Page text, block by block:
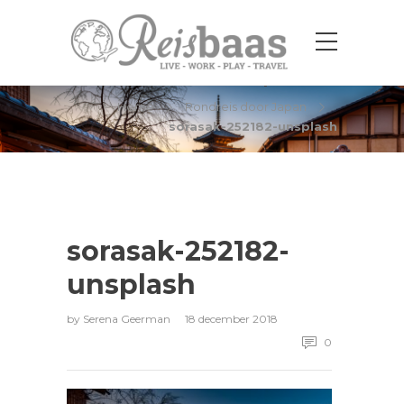
Home
Rondreis door Japan
sorasak-252182-unsplash
sorasak-252182-
unsplash
by Serena Geerman
18 december 2018
0